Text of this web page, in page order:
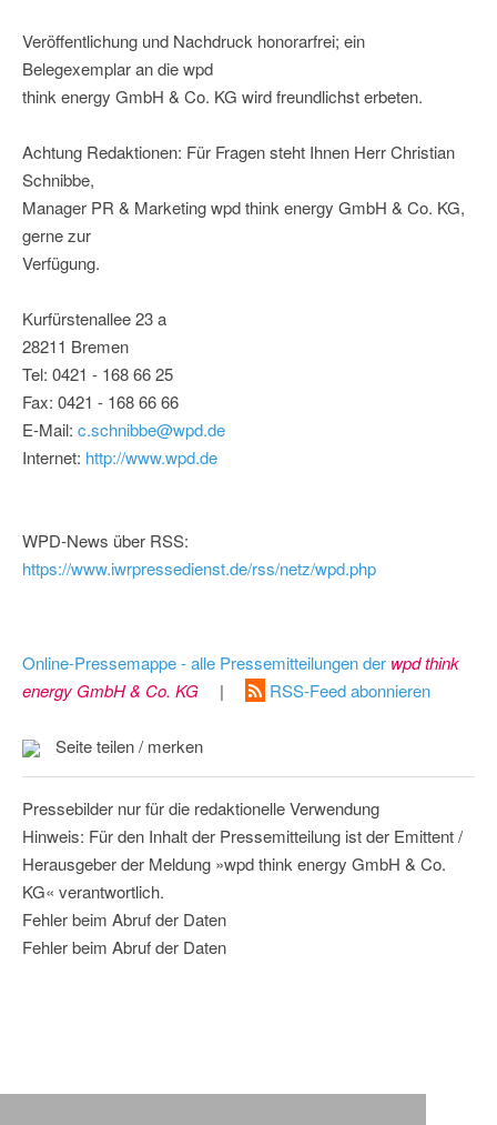
Veröffentlichung und Nachdruck honorarfrei; ein
Belegexemplar an die wpd
think energy GmbH & Co. KG wird freundlichst erbeten.
Achtung Redaktionen: Für Fragen steht Ihnen Herr Christian
Schnibbe,
Manager PR & Marketing wpd think energy GmbH & Co. KG,
gerne zur
Verfügung.
Kurfürstenallee 23 a
28211 Bremen
Tel: 0421 - 168 66 25
Fax: 0421 - 168 66 66
E-Mail: c.schnibbe@wpd.de
Internet: http://www.wpd.de
WPD-News über RSS:
https://www.iwrpressedienst.de/rss/netz/wpd.php
Online-Pressemappe - alle Pressemitteilungen der wpd think
energy GmbH & Co. KG
| RSS-Feed abonnieren
Seite teilen / merken
Pressebilder nur für die redaktionelle Verwendung
Hinweis: Für den Inhalt der Pressemitteilung ist der Emittent /
Herausgeber der Meldung »wpd think energy GmbH & Co.
KG« verantwortlich.
Fehler beim Abruf der Daten
Fehler beim Abruf der Daten